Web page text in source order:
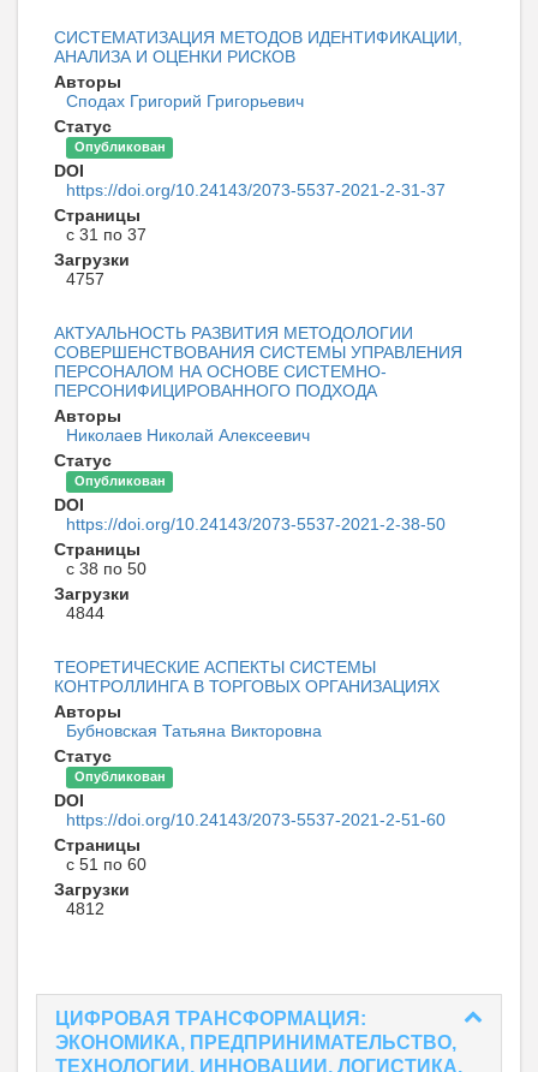
СИСТЕМАТИЗАЦИЯ МЕТОДОВ ИДЕНТИФИКАЦИИ,
АНАЛИЗА И ОЦЕНКИ РИСКОВ
Авторы
Сподах Григорий Григорьевич
Статус
Опубликован
DOI
https://doi.org/10.24143/2073-5537-2021-2-31-37
Страницы
с 31 по 37
Загрузки
4757
АКТУАЛЬНОСТЬ РАЗВИТИЯ МЕТОДОЛОГИИ
СОВЕРШЕНСТВОВАНИЯ СИСТЕМЫ УПРАВЛЕНИЯ
ПЕРСОНАЛОМ НА ОСНОВЕ СИСТЕМНО-
ПЕРСОНИФИЦИРОВАННОГО ПОДХОДА
Авторы
Николаев Николай Алексеевич
Статус
Опубликован
DOI
https://doi.org/10.24143/2073-5537-2021-2-38-50
Страницы
с 38 по 50
Загрузки
4844
ТЕОРЕТИЧЕСКИЕ АСПЕКТЫ СИСТЕМЫ
КОНТРОЛЛИНГА В ТОРГОВЫХ ОРГАНИЗАЦИЯХ
Авторы
Бубновская Татьяна Викторовна
Статус
Опубликован
DOI
https://doi.org/10.24143/2073-5537-2021-2-51-60
Страницы
с 51 по 60
Загрузки
4812
ЦИФРОВАЯ ТРАНСФОРМАЦИЯ:
ЭКОНОМИКА, ПРЕДПРИНИМАТЕЛЬСТВО,
ТЕХНОЛОГИИ, ИННОВАЦИИ, ЛОГИСТИКА,